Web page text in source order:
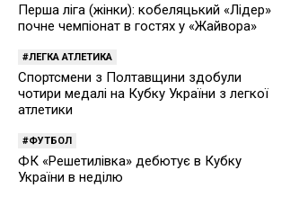
Перша ліга (жінки): кобеляцький «Лідер»
почне чемпіонат в гостях у «Жайвора»
ЛЕГКА АТЛЕТИКА
Спортсмени з Полтавщини здобули
чотири медалі на Кубку України з легкої
атлетики
ФУТБОЛ
ФК «Решетилівка» дебютує в Кубку
України в неділю